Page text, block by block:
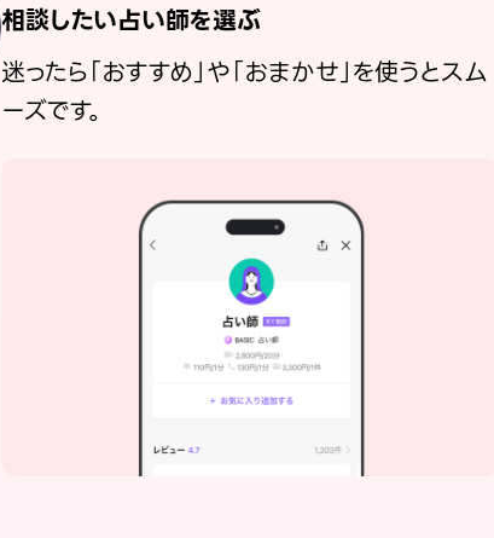
相談したい占い師を選ぶ
迷ったら「おすすめ」や「おまかせ」を使うとスム
ーズです。